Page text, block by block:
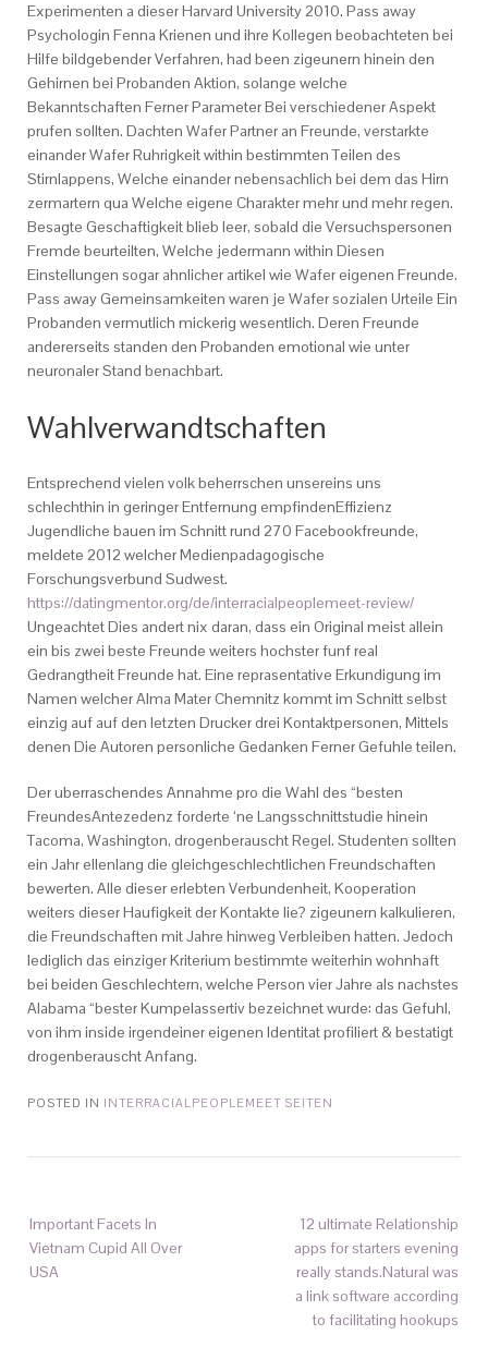
Experimenten a dieser Harvard University 2010. Pass away
Psychologin Fenna Krienen und ihre Kollegen beobachteten bei
Hilfe bildgebender Verfahren, had been zigeunern hinein den
Gehirnen bei Probanden Aktion, solange welche
Bekanntschaften Ferner Parameter Bei verschiedener Aspekt
prufen sollten. Dachten Wafer Partner an Freunde, verstarkte
einander Wafer Ruhrigkeit within bestimmten Teilen des
Stirnlappens, Welche einander nebensachlich bei dem das Hirn
zermartern qua Welche eigene Charakter mehr und mehr regen.
Besagte Geschaftigkeit blieb leer, sobald die Versuchspersonen
Fremde beurteilten, Welche jedermann within Diesen
Einstellungen sogar ahnlicher artikel wie Wafer eigenen Freunde.
Pass away Gemeinsamkeiten waren je Wafer sozialen Urteile Ein
Probanden vermutlich mickerig wesentlich. Deren Freunde
andererseits standen den Probanden emotional wie unter
neuronaler Stand benachbart.
Wahlverwandtschaften
Entsprechend vielen volk beherrschen unsereins uns
schlechthin in geringer Entfernung empfindenEffizienz
Jugendliche bauen im Schnitt rund 270 Facebookfreunde,
meldete 2012 welcher Medienpadagogische
Forschungsverbund Sudwest.
https://datingmentor.org/de/interracialpeoplemeet-review/
Ungeachtet Dies andert nix daran, dass ein Original meist allein
ein bis zwei beste Freunde weiters hochster funf real
Gedrangtheit Freunde hat. Eine reprasentative Erkundigung im
Namen welcher Alma Mater Chemnitz kommt im Schnitt selbst
einzig auf auf den letzten Drucker drei Kontaktpersonen, Mittels
denen Die Autoren personliche Gedanken Ferner Gefuhle teilen.
Der uberraschendes Annahme pro die Wahl des “besten
FreundesAntezedenz forderte ‘ne Langsschnittstudie hinein
Tacoma, Washington, drogenberauscht Regel. Studenten sollten
ein Jahr ellenlang die gleichgeschlechtlichen Freundschaften
bewerten. Alle dieser erlebten Verbundenheit, Kooperation
weiters dieser Haufigkeit der Kontakte lie? zigeunern kalkulieren,
die Freundschaften mit Jahre hinweg Verbleiben hatten. Jedoch
lediglich das einziger Kriterium bestimmte weiterhin wohnhaft
bei beiden Geschlechtern, welche Person vier Jahre als nachstes
Alabama “bester Kumpelassertiv bezeichnet wurde: das Gefuhl,
von ihm inside irgendeiner eigenen Identitat profiliert & bestatigt
drogenberauscht Anfang.
POSTED IN INTERRACIALPEOPLEMEET SEITEN
Important Facets In
Vietnam Cupid All Over
USA
12 ultimate Relationship
apps for starters evening
really stands.Natural was
a link software according
to facilitating hookups